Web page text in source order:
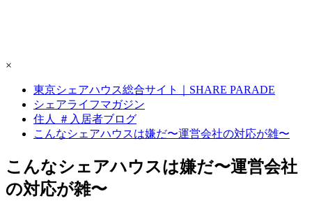
×
東京シェアハウス総合サイト｜SHARE PARADE
シェアライフマガジン
住人 ＃入居者ブログ
こんなシェアハウスは嫌だ〜運営会社の対応が雑〜
こんなシェアハウスは嫌だ〜運営会社
の対応が雑〜